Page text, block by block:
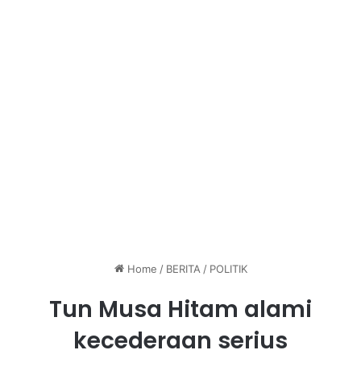
Home / BERITA / POLITIK
Tun Musa Hitam alami
kecederaan serius